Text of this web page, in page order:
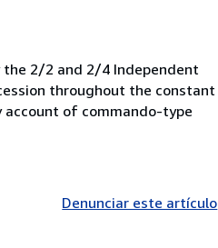
2/2 and 2/4 Independent
throughout the constant
account of commando-type
Denunciar este artículo